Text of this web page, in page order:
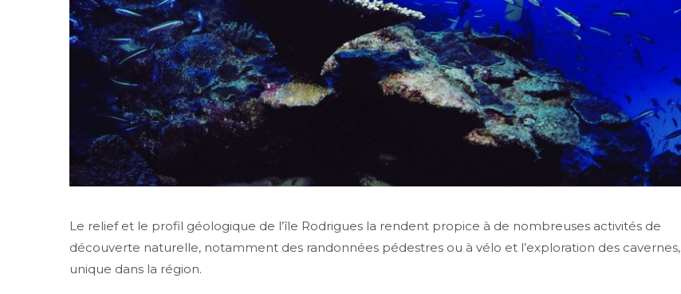
Le relief et le profil géologique de l’île Rodrigues la rendent propice à de nombreuses activités de
découverte naturelle, notamment des randonnées pédestres ou à vélo et l’exploration des cavernes,
unique dans la région.